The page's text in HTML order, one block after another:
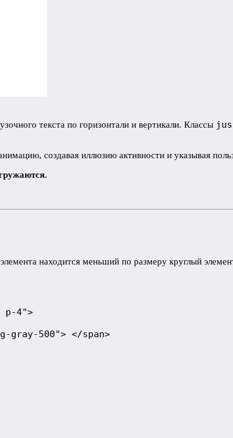
текста по горизонтали и вертикали. Классы
создавая иллюзию активности и указывая
находится меньший по размеру круглый
p-4">
gray-500"> </span>